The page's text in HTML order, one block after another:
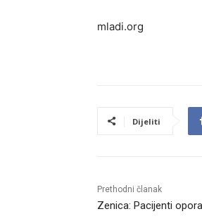
mladi.org
Dijeliti
Prethodni članak
Zenica: Pacijenti